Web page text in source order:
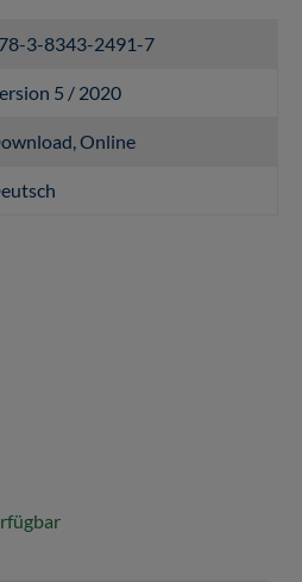
3-8343-2491-7
5 / 2020
, Online